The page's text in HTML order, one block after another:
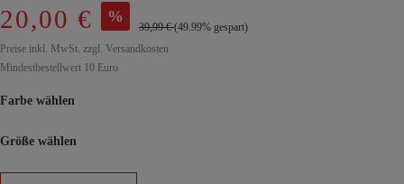
20,00 € %
39,99 €(49.99% gespart)
Preise inkl. MwSt. zzgl. Versandkosten
Mindestbestellwert 10 Euro
Farbe wählen
Größe wählen